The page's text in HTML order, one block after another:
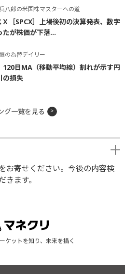
八郎の米国株マスターへの道
Ｘ［SPCX］上場後初の決算発表、数字
たが株価が下落...
の為替デイリー
120日MA（移動平均線）割れが示す円
の損失
グ一覧を見る
お寄せください。今後の内容検
ます。
ケットを知り、未来を描く